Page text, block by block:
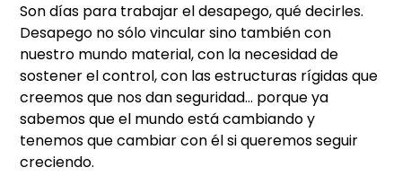
Son días para trabajar el desapego, qué decirles.
Desapego no sólo vincular sino también con
nuestro mundo material, con la necesidad de
sostener el control, con las estructuras rígidas que
creemos que nos dan seguridad… porque ya
sabemos que el mundo está cambiando y
tenemos que cambiar con él si queremos seguir
creciendo.